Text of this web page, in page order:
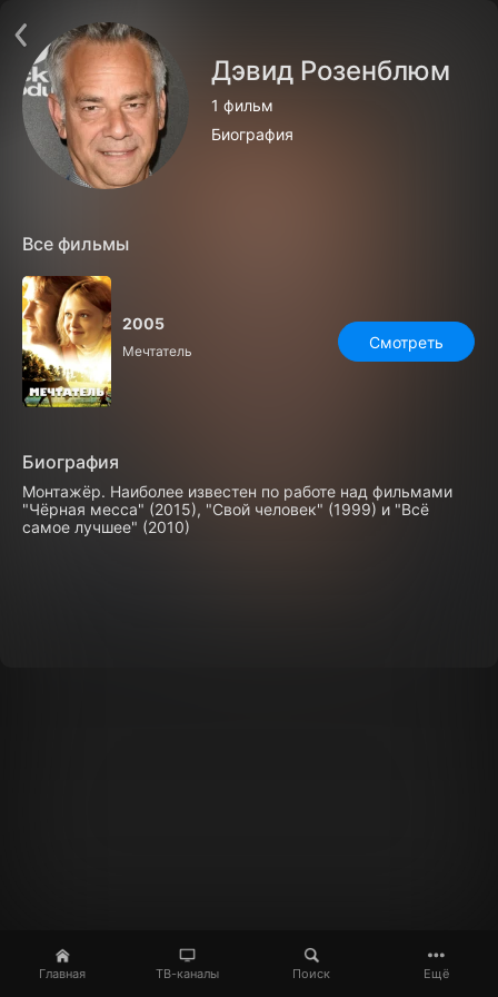
Главная ТВ-каналы Поиск Ещё
Дэвид Розенблюм
1 фильм
Биография
Все фильмы
2005
Мечтатель Смотреть
Биография
Монтажёр. Наиболее известен по работе над фильмами
"Чёрная месса" (2015), "Свой человек" (1999) и "Всё
самое лучшее" (2010)
О сервисе
Пользовательское соглашение
Политика конфиденциальности
Открыть приложение
Установить на ТВ
Бесплатные каналы